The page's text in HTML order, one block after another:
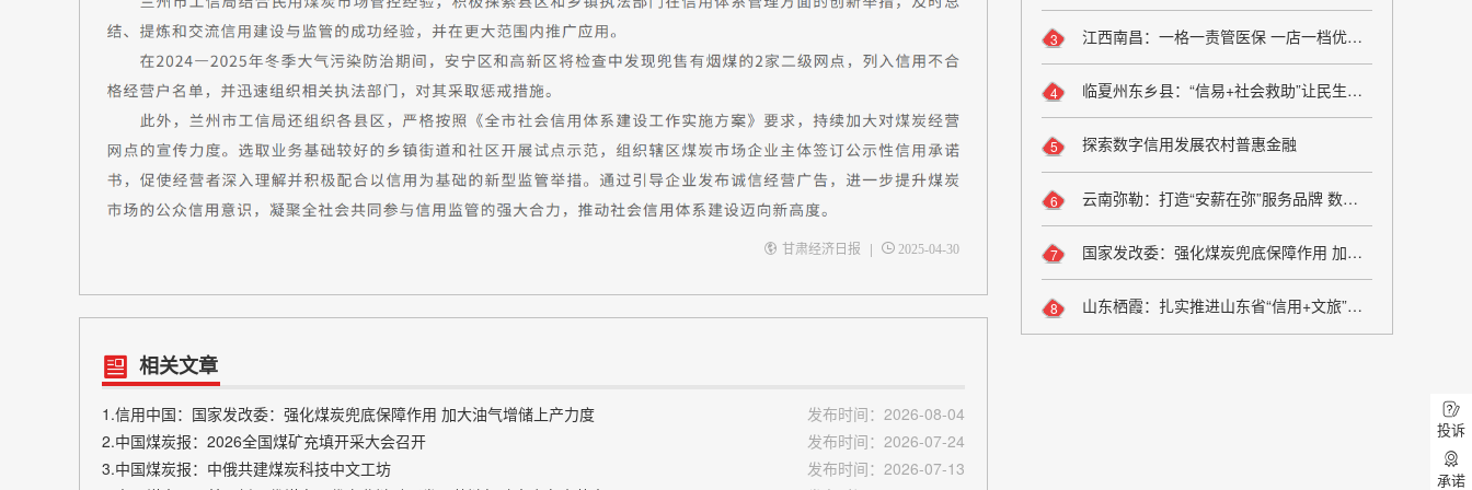
甘肃经济日报 | 2025-04-30
相关文章
1.信用中国：国家发改委：强化煤炭兜底保障作用 加大油气增储上产力度
发布时间：2026-08-04
2.中国煤炭报：2026全国煤矿充填开采大会召开
发布时间：2026-07-24
3.中国煤炭报：中俄共建煤炭科技中文工坊
发布时间：2026-07-13
江西南昌：一格一责管医保 一店一档优服务
3
临夏州东乡县：“信易+社会救助”让民生兜底更精准更公平
4
探索数字信用发展农村普惠金融
5
云南弥勒：打造“安薪在弥”服务品牌 数字化监管夯实诚信用工根基
6
国家发改委：强化煤炭兜底保障作用 加大油气增储上产力度
7
山东栖霞：扎实推进山东省“信用+文旅”场景应用落地
8
投诉
承诺